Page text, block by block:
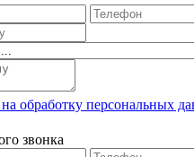
обработку персональных
звонка